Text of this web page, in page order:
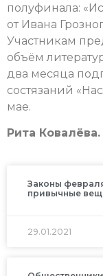
полуфинала:
от Ивана
Участникам
объём
два месяца
состязаний
мае.
Рита Ковалёва.
Законы
привычные
29.01.2021